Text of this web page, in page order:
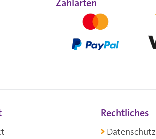
Zahlarten
Rechtliches
Datenschutz